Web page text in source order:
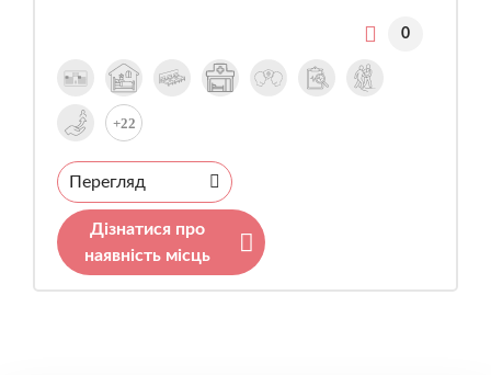
0
+22
Перегляд
Дізнатися про
наявність місць